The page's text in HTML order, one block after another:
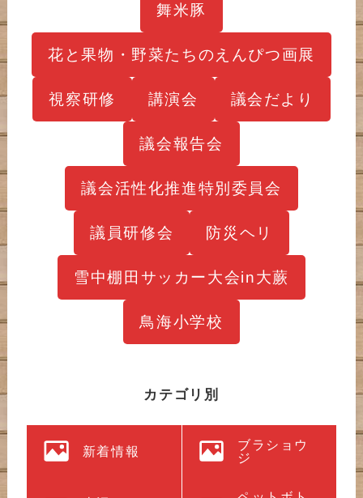
舞米豚
花と果物・野菜たちのえんぴつ画展
視察研修 講演会 議会だより
議会報告会
議会活性化推進特別委員会
議員研修会 防災ヘリ
雪中棚田サッカー大会in大蕨
鳥海小学校
カテゴリ別
新着情報
ブラショウ
ジ